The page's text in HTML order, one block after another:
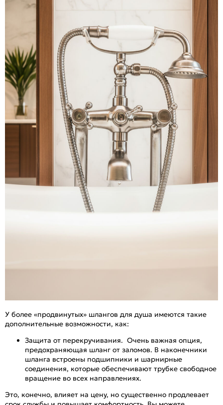
У более «продвинутых» шлангов для душа имеются такие
дополнительные возможности, как:
Защита от перекручивания. Очень важная опция,
предохраняющая шланг от заломов. В наконечники
шланга встроены подшипники и шарнирные
соединения, которые обеспечивают трубке свободное
вращение во всех направлениях.
Это, конечно, влияет на цену, но существенно продлевает